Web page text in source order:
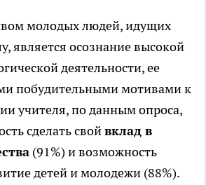
молодых людей, идущих
является осознание высокой
деятельности, ее
побудительными мотивами к
учителя, по данным опроса,
сделать свойвклад в
(91%) и возможность
детей и молодежи (88%).